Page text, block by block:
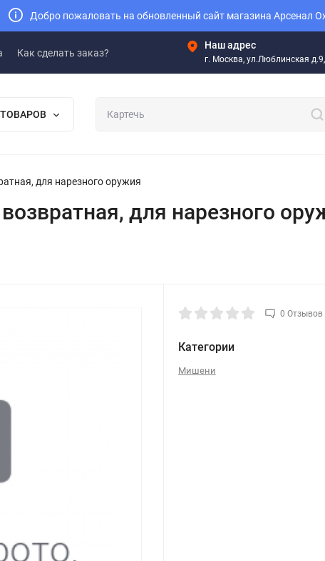
Добро пожаловать на обновленный сайт магазина Арсенал
Как сделать заказ?
Наш адрес
г. Москва, ул.Люблинская
для нарезного оружия
для нарезного
0 Отзывов
Категории
Мишени